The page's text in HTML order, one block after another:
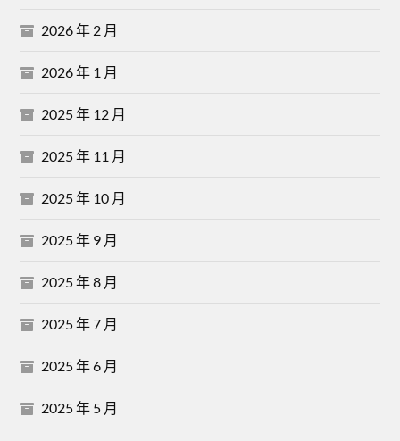
2026 年 2 月
2026 年 1 月
2025 年 12 月
2025 年 11 月
2025 年 10 月
2025 年 9 月
2025 年 8 月
2025 年 7 月
2025 年 6 月
2025 年 5 月